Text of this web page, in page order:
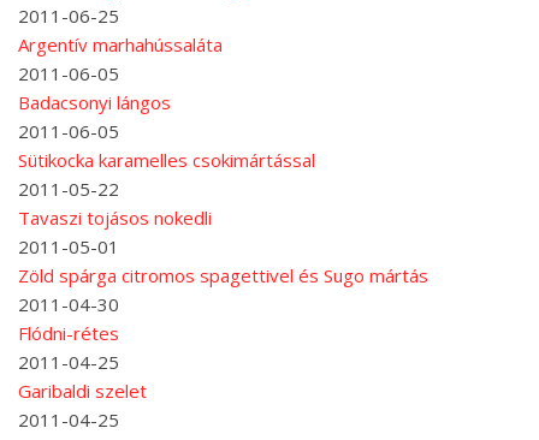
2011-06-25
Argentív marhahússaláta
2011-06-05
Badacsonyi lángos
2011-06-05
Sütikocka karamelles csokimártással
2011-05-22
Tavaszi tojásos nokedli
2011-05-01
Zöld spárga citromos spagettivel és Sugo mártás
2011-04-30
Flódni-rétes
2011-04-25
Garibaldi szelet
2011-04-25